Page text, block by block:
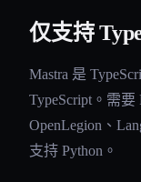
仅支持
Mastra 是
TypeScript。需要
OpenLegion、
支持 Python。